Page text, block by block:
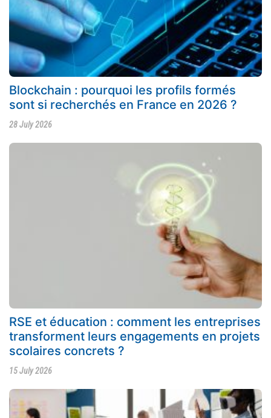
Blockchain : pourquoi les profils formés
sont si recherchés en France en 2026 ?
28 July 2026
RSE et éducation : comment les entreprises
transforment leurs engagements en projets
scolaires concrets ?
15 July 2026